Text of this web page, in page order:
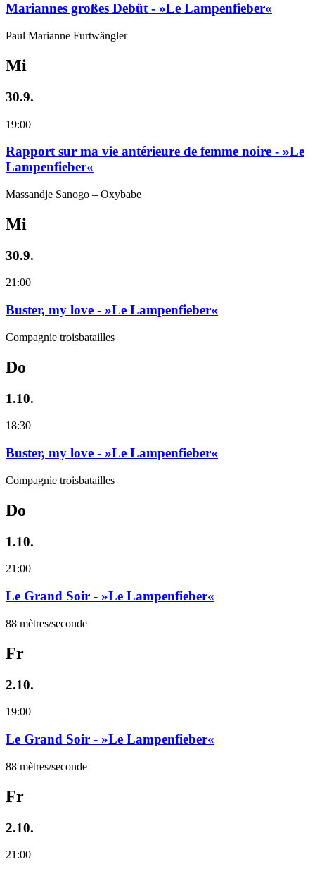
Mariannes großes Debüt - »Le Lampenfieber«
Paul Marianne Furtwängler
Mi
30.9.
19:00
Rapport sur ma vie antérieure de femme noire - »Le
Lampenfieber«
Massandje Sanogo – Oxybabe
Mi
30.9.
21:00
Buster, my love - »Le Lampenfieber«
Compagnie troisbatailles
Do
1.10.
18:30
Buster, my love - »Le Lampenfieber«
Compagnie troisbatailles
Do
1.10.
21:00
Le Grand Soir - »Le Lampenfieber«
88 mètres/seconde
Fr
2.10.
19:00
Le Grand Soir - »Le Lampenfieber«
88 mètres/seconde
Fr
2.10.
21:00